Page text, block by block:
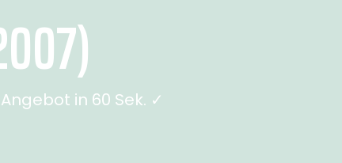
in 60 Sek. ✓